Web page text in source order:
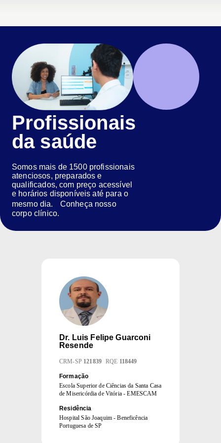
Profissionais
da saúde
Somos mais de 1500 profissionais
atenciosos, preparados e
qualificados, com preço acessível
e horários disponíveis até para o
mesmo dia. Conheça nosso
corpo clínico.
Dr. Luis Felipe Guarconi
Resende
CRM-SP 121839 RQE 118449
Formação
Escola Superior de Ciências da Santa Casa
de Misericórdia de Vitória - EMESCAM
Residência
Hospital São Joaquim - Beneficência
Portuguesa de SP